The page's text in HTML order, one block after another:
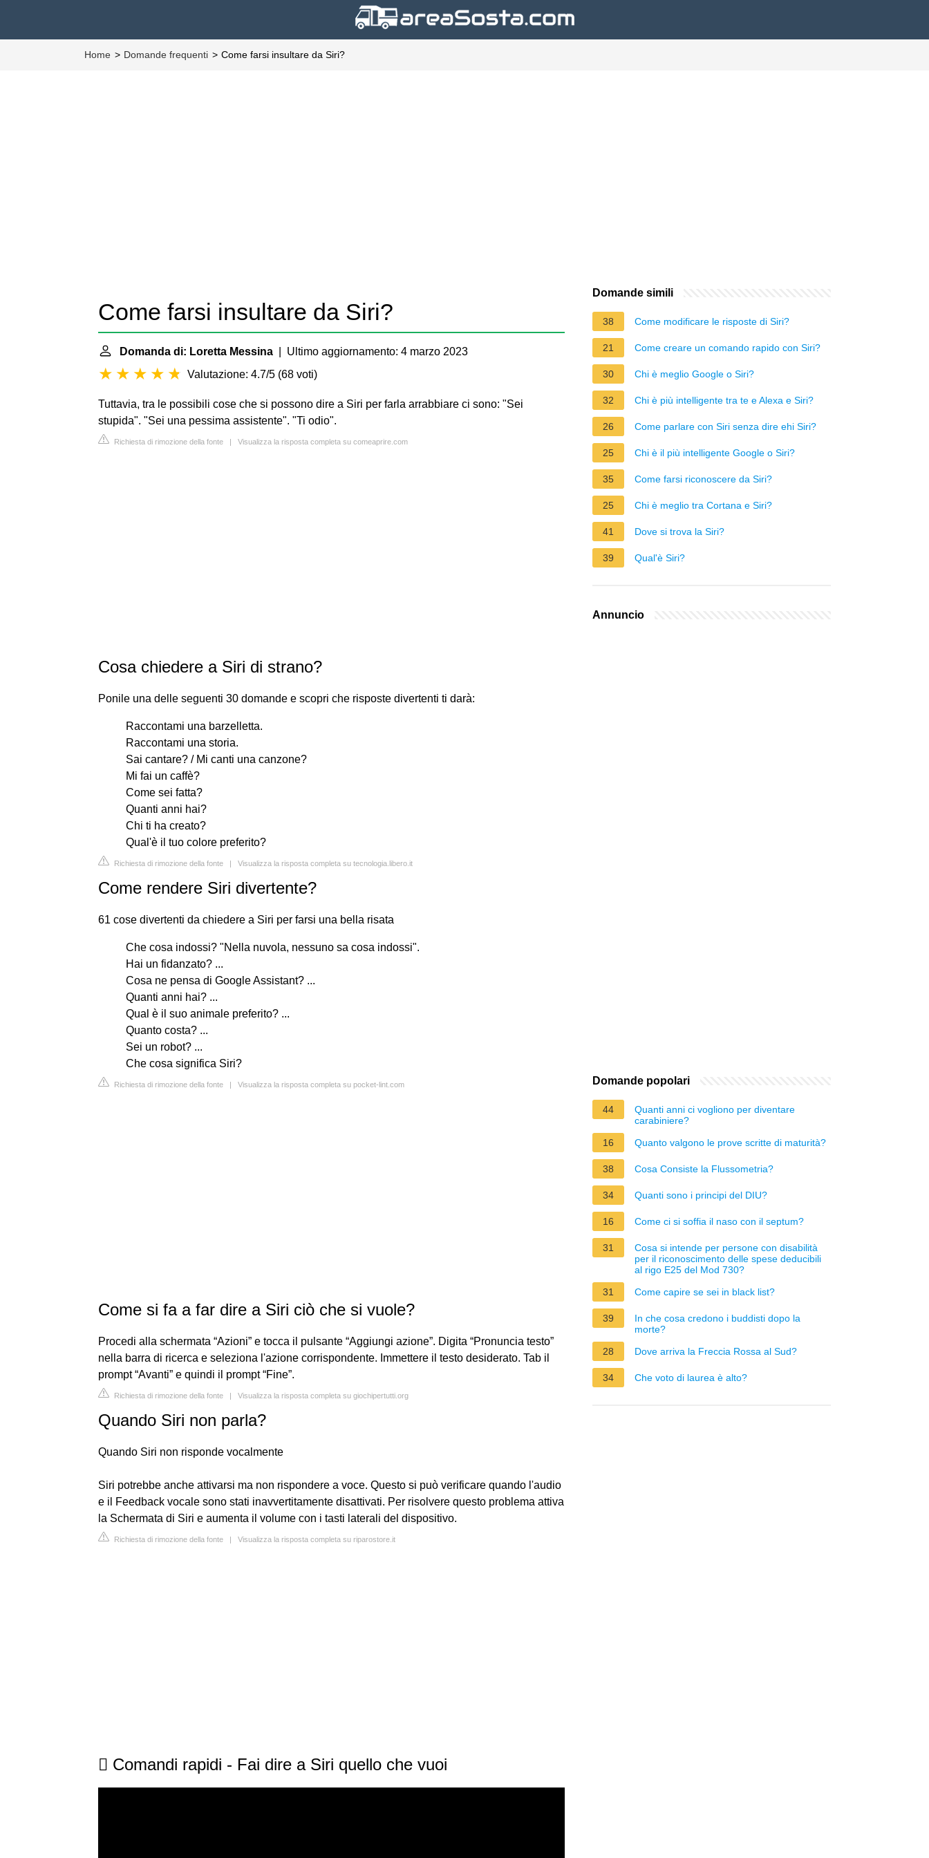
Home Domande frequenti Come farsi insultare da Siri?
Come farsi insultare da Siri?
Domanda di: Loretta Messina | Ultimo aggiornamento: 4 marzo 2023
Valutazione: 4.7/5 (68 voti)
Tuttavia, tra le possibili cose che si possono dire a Siri per farla arrabbiare ci sono: "Sei
stupida". "Sei una pessima assistente". "Ti odio".
Richiesta di rimozione della fonte | Visualizza la risposta completa su comeaprire.com
Cosa chiedere a Siri di strano?
Ponile una delle seguenti 30 domande e scopri che risposte divertenti ti darà:
Raccontami una barzelletta.
Raccontami una storia.
Sai cantare? / Mi canti una canzone?
Mi fai un caffè?
Come sei fatta?
Quanti anni hai?
Chi ti ha creato?
Qual'è il tuo colore preferito?
Richiesta di rimozione della fonte | Visualizza la risposta completa su tecnologia.libero.it
Come rendere Siri divertente?
61 cose divertenti da chiedere a Siri per farsi una bella risata
Che cosa indossi? "Nella nuvola, nessuno sa cosa indossi".
Hai un fidanzato? ...
Cosa ne pensa di Google Assistant? ...
Quanti anni hai? ...
Qual è il suo animale preferito? ...
Quanto costa? ...
Sei un robot? ...
Che cosa significa Siri?
Richiesta di rimozione della fonte | Visualizza la risposta completa su pocket-lint.com
Come si fa a far dire a Siri ciò che si vuole?
Procedi alla schermata “Azioni” e tocca il pulsante “Aggiungi azione”. Digita “Pronuncia testo”
nella barra di ricerca e seleziona l'azione corrispondente. Immettere il testo desiderato. Tab il
prompt “Avanti” e quindi il prompt “Fine”.
Richiesta di rimozione della fonte | Visualizza la risposta completa su giochipertutti.org
Quando Siri non parla?
Quando Siri non risponde vocalmente
Siri potrebbe anche attivarsi ma non rispondere a voce. Questo si può verificare quando l'audio
e il Feedback vocale sono stati inavvertitamente disattivati. Per risolvere questo problema attiva
la Schermata di Siri e aumenta il volume con i tasti laterali del dispositivo.
Richiesta di rimozione della fonte | Visualizza la risposta completa su riparostore.it
 Comandi rapidi - Fai dire a Siri quello che vuoi
Domande simili
38 Come modificare le risposte di Siri?
21 Come creare un comando rapido con Siri?
30 Chi è meglio Google o Siri?
32 Chi è più intelligente tra te e Alexa e Siri?
26 Come parlare con Siri senza dire ehi Siri?
25 Chi è il più intelligente Google o Siri?
35 Come farsi riconoscere da Siri?
25 Chi è meglio tra Cortana e Siri?
41 Dove si trova la Siri?
39 Qual'è Siri?
Annuncio
Domande popolari
44
Quanti anni ci vogliono per diventare
carabiniere?
16
Quanto valgono le prove scritte di maturità?
38 Cosa Consiste la Flussometria?
34 Quanti sono i principi del DIU?
16 Come ci si soffia il naso con il septum?
31
Cosa si intende per persone con disabilità
per il riconoscimento delle spese deducibili
al rigo E25 del Mod 730?
31
Come capire se sei in black list?
39
In che cosa credono i buddisti dopo la
morte?
28
Dove arriva la Freccia Rossa al Sud?
34 Che voto di laurea è alto?